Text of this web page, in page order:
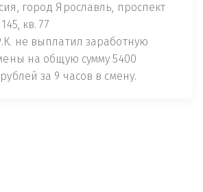
город Ярославль, проспект
кв. 77
не выплатил заработную
на общую сумму 5400
за 9 часов в смену.